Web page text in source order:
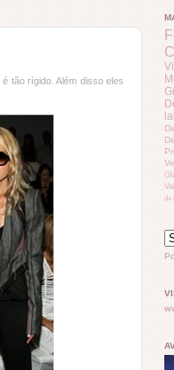
tão rígido. Além disso eles
de